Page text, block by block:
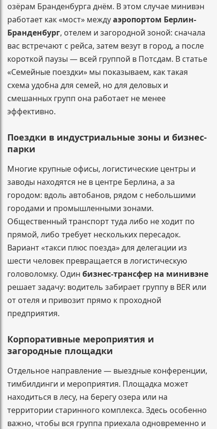
озёрам Бранденбурга днём. В этом случае минивэн
работает как «мост» междуаэропортом Берлин-
Бранденбург, отелем и загородной зоной: сначала
вас встречают с рейса, затем везут в город, а после
короткой паузы — всей группой в Потсдам. В статье
«Семейные поездки» мы показываем, как такая
схема удобна для семей, но для деловых и
смешанных групп она работает не менее
эффективно.
Поездки в индустриальные зоны и бизнес-
парки
Многие крупные офисы, логистические центры и
заводы находятся не в центре Берлина, а за
городом: вдоль автобанов, рядом с небольшими
городами и промышленными зонами.
Общественный транспорт туда либо не ходит по
прямой, либо требует нескольких пересадок.
Вариант «такси плюс поезда» для делегации из
шести человек превращается в логистическую
головоломку. Один бизнес-трансфер на минивэне
решает задачу: водитель забирает группу в BER или
от отеля и привозит прямо к проходной
предприятия.
Корпоративные мероприятия и
загородные площадки
Отдельное направление — выездные конференции,
тимбилдинги и мероприятия. Площадка может
находиться в лесу, на берегу озера или на
территории старинного комплекса. Здесь особенно
важно, чтобы вся группа приехала одновременно и